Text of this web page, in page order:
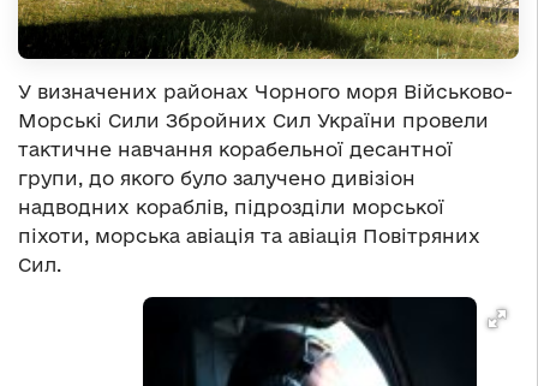
У визначених районах Чорного моря Військово-
Морські Сили Збройних Сил України провели
тактичне навчання корабельної десантної
групи, до якого було залучено дивізіон
надводних кораблів, підрозділи морської
піхоти, морська авіація та авіація Повітряних
Сил.